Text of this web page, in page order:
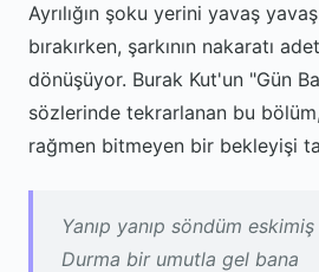
Ayrılığın şoku yerini yavaş yavaş
bırakırken, şarkının nakaratı
dönüşüyor. Burak Kut'un "Gün
sözlerinde tekrarlanan bu
rağmen bitmeyen bir bekleyişi
Yanıp yanıp söndüm
Durma bir umutla gel bana